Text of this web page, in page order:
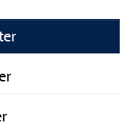
au pied d'un lac,
compagnie, sous la
home ou même de
prix !